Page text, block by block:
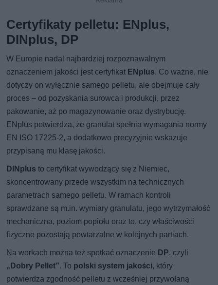
Certyfikaty pelletu: ENplus,
DINplus, DP
W Europie nadal najbardziej rozpoznawalnym
oznaczeniem jakości jest certyfikat ENplus. Co ważne, nie
dotyczy on wyłącznie samego pelletu, ale obejmuje cały
proces – od pozyskania surowca i produkcji, przez
pakowanie, aż po magazynowanie oraz dystrybucję.
ENplus potwierdza, że granulat spełnia wymagania normy
EN ISO 17225-2, a dodatkowo precyzyjnie wskazuje
przypisaną mu klasę jakości.
DINplus to certyfikat wywodzący się z Niemiec,
skoncentrowany przede wszystkim na technicznych
parametrach samego pelletu. W ramach kontroli
sprawdzane są m.in. wymiary granulatu, jego wytrzymałość
mechaniczna, poziom popiołu oraz to, czy właściwości
fizyczne pozostają powtarzalne w kolejnych partiach.
Na workach można też spotkać oznaczenie DP, czyli
„Dobry Pellet”. To polski system jakości, który
potwierdza zgodność pelletu z wcześniej przywołaną